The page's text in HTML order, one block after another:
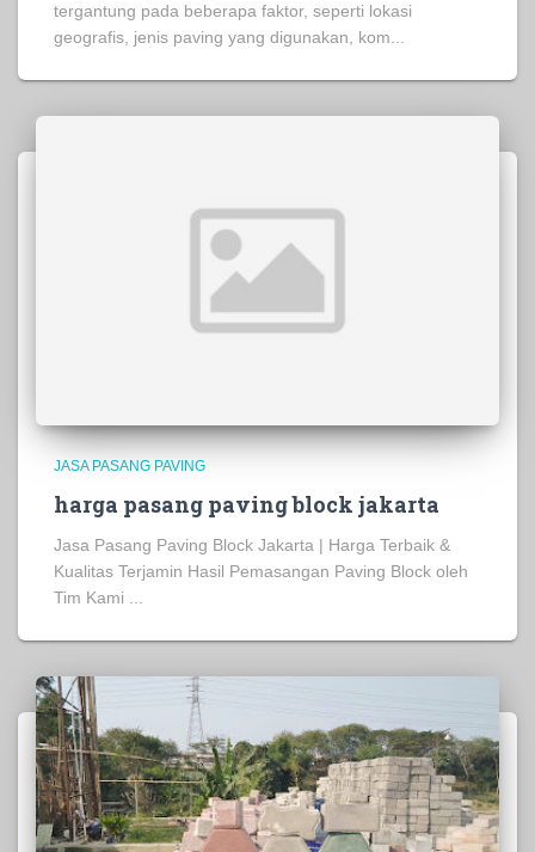
tergantung pada beberapa faktor, seperti lokasi
geografis, jenis paving yang digunakan, kom...
JASA PASANG PAVING
harga pasang paving block jakarta
Jasa Pasang Paving Block Jakarta | Harga Terbaik &
Kualitas Terjamin Hasil Pemasangan Paving Block oleh
Tim Kami ...